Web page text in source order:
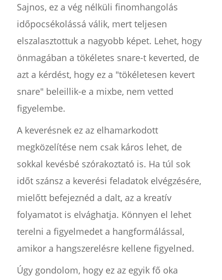
Sajnos, ez a vég nélküli finomhangolás
időpocsékolássá válik, mert teljesen
elszalasztottuk a nagyobb képet. Lehet, hogy
önmagában a tökéletes snare-t keverted, de
azt a kérdést, hogy ez a "tökéletesen kevert
snare" beleillik-e a mixbe, nem vetted
figyelembe.
A keverésnek ez az elhamarkodott
megközelítése nem csak káros lehet, de
sokkal kevésbé szórakoztató is. Ha túl sok
időt szánsz a keverési feladatok elvégzésére,
mielőtt befejeznéd a dalt, az a kreatív
folyamatot is elvághatja. Könnyen el lehet
terelni a figyelmedet a hangformálással,
amikor a hangszerelésre kellene figyelned.
Úgy gondolom, hogy ez az egyik fő oka